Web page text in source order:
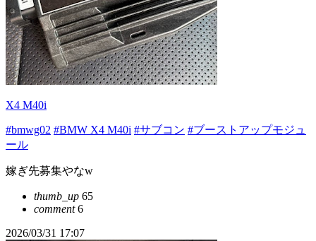
X4 M40i
#bmwg02 #BMW X4 M40i #サブコン #ブーストアップモジュ
ール
嫁ぎ先募集やなw
thumb_up 65
comment6
2026/03/31 17:07